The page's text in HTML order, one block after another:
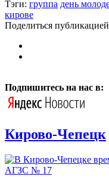
Тэги: группа день
кирове
Поделиться публикацией
Подпишитесь на нас в:
Кирово-Чепецк